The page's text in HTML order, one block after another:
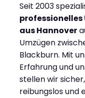
Seit 2003
aus Hannover
Umzügen
Blackburn. Mit
Erfahrung und
stellen wir
reibungslos und